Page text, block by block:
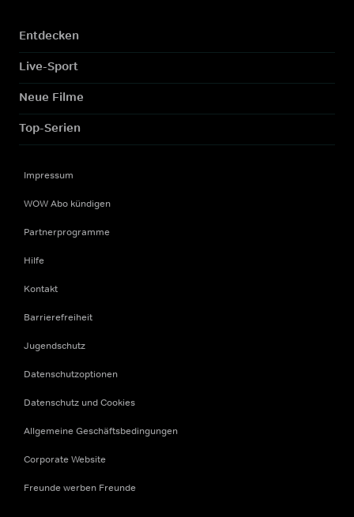
Entdecken
Live-Sport
Neue Filme
Top-Serien
Impressum
WOW Abo kündigen
Partnerprogramme
Hilfe
Kontakt
Barrierefreiheit
Jugendschutz
Datenschutzoptionen
Datenschutz und Cookies
Allgemeine Geschäftsbedingungen
Corporate Website
Freunde werben Freunde